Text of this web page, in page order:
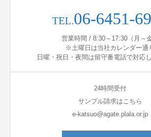
TEL.06-6451-
営業時間 / 8:30～17:30（月～金
※土曜日は当社カレンダー通
日曜・祝日・夜間は留守番電話で対応し
24時間受付
サンプル請求はこちら
e-katsuo@agate.plala.or.jp